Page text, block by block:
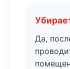
Да,